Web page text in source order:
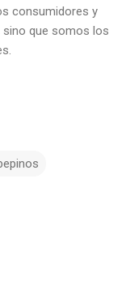
consumidores y
que somos los